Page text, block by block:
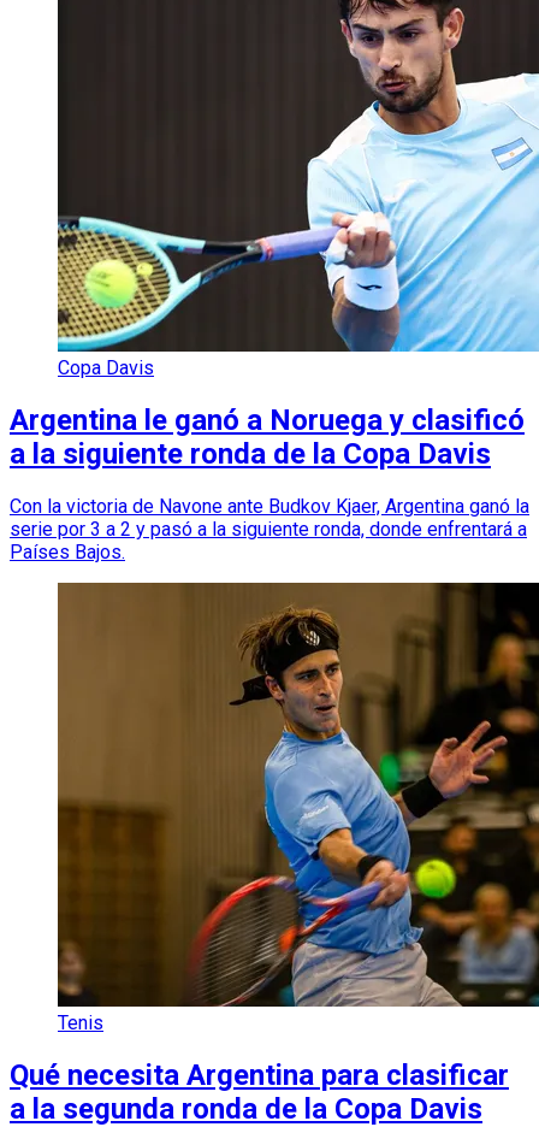
Copa Davis
Argentina le ganó a Noruega y clasificó
a la siguiente ronda de la Copa Davis
Con la victoria de Navone ante Budkov Kjaer, Argentina ganó la
serie por 3 a 2 y pasó a la siguiente ronda, donde enfrentará a
Países Bajos.
Tenis
Qué necesita Argentina para clasificar
a la segunda ronda de la Copa Davis